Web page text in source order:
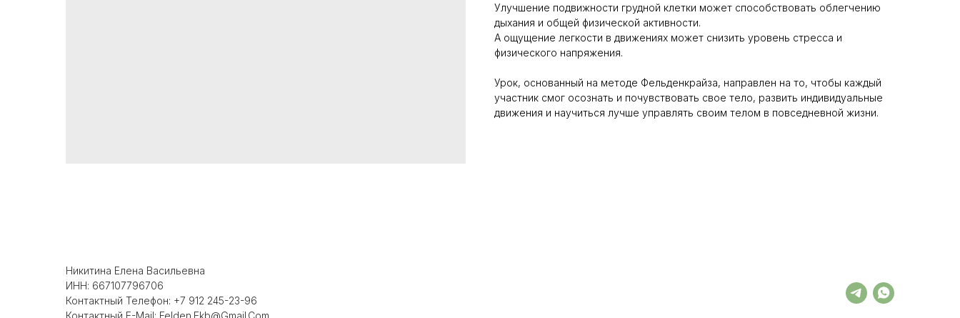
Улучшение подвижности грудной клетки может способствовать облегчению
дыхания и общей физической активности.
А ощущение легкости в движениях может снизить уровень стресса и
физического напряжения.
Урок, основанный на методе Фельденкрайза, направлен на то, чтобы каждый
участник смог осознать и почувствовать свое тело, развить индивидуальные
движения и научиться лучше управлять своим телом в повседневной жизни.
Никитина Елена Васильевна
ИНН: 667107796706
Контактный Телефон: +7 912 245-23-96
Контактный E-Mail: Felden.ekb@gmail.com